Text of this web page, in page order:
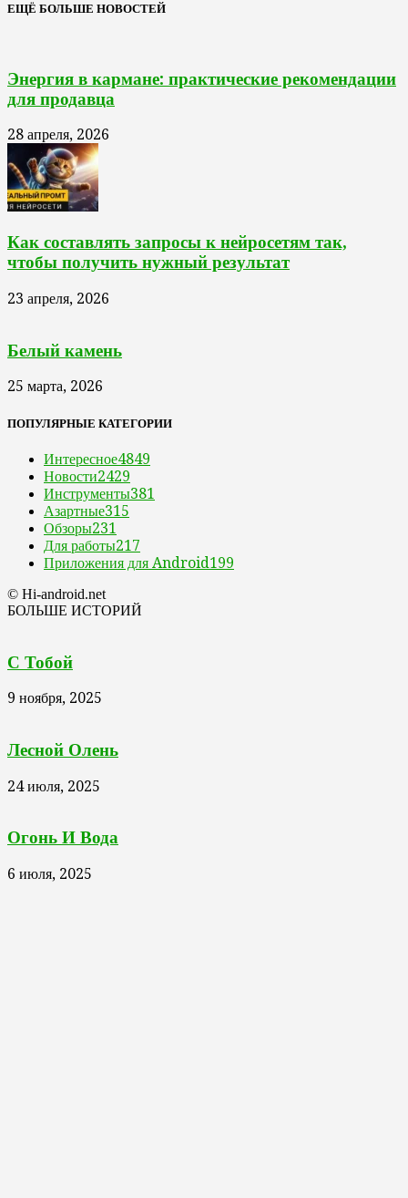
ЕЩЁ БОЛЬШЕ НОВОСТЕЙ
Энергия в кармане: практические рекомендации
для продавца
28 апреля, 2026
Как составлять запросы к нейросетям так,
чтобы получить нужный результат
23 апреля, 2026
Белый камень
25 марта, 2026
ПОПУЛЯРНЫЕ КАТЕГОРИИ
Интересное4849
Новости2429
Инструменты381
Азартные315
Обзоры231
Для работы217
Приложения для Android199
© Hi-android.net
БОЛЬШЕ ИСТОРИЙ
С Тобой
9 ноября, 2025
Лесной Олень
24 июля, 2025
Огонь И Вода
6 июля, 2025